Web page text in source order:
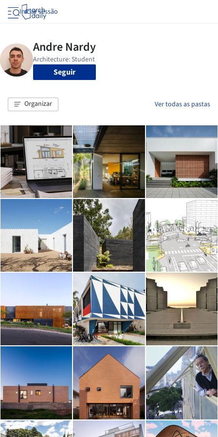
Iniciar sessão
Seguir
Organizar Ver todas as pastas